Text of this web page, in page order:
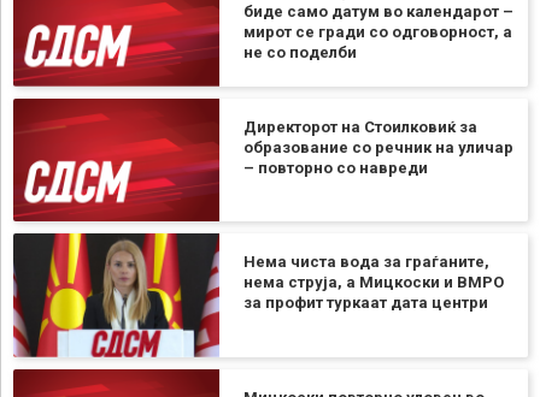
биде само датум во календарот –
мирот се гради со одговорност, а
не со поделби
Директорот на Стоилковиќ за
образование со речник на уличар
– повторно со навреди
Нема чиста вода за граѓаните,
нема струја, а Мицкоски и ВМРО
за профит туркаат дата центри